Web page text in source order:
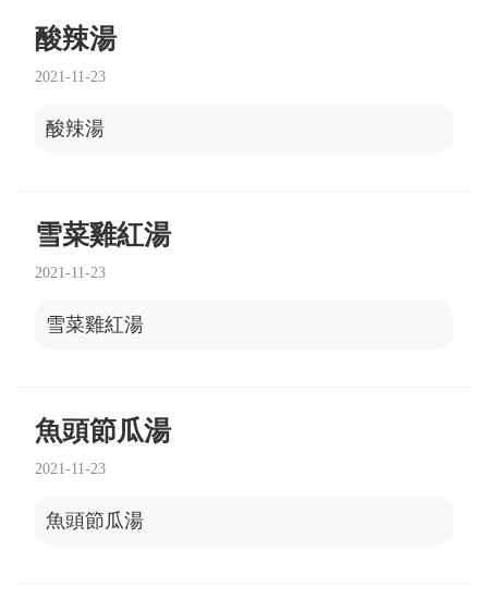
酸辣湯
2021-11-23
酸辣湯
雪菜雞紅湯
2021-11-23
雪菜雞紅湯
魚頭節瓜湯
2021-11-23
魚頭節瓜湯